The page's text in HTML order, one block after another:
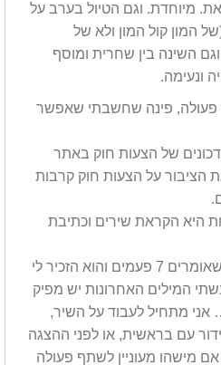
מיוחדת. וגם הטיול בערב על
המון קול המון ולא של
השינה בין שחרית ומוסף
ונעימה.
פעולה, פינה שחשבתי שאפשר
של הצעות חוק באתר
הציבור על הצעות חוק קרבות
היא הקראת שירים וכתיבת
בתפילת הנעילה יש פסוק שאומרים 7 פעמים והוא הזכיר לי
המילים האחרונות יש מפיק
מתחיל לעבוד על השיר,
עם בראשית, או לפני ההצגה
"הבחירות 2022", אם מישהו מעוניין לשתף פעולה